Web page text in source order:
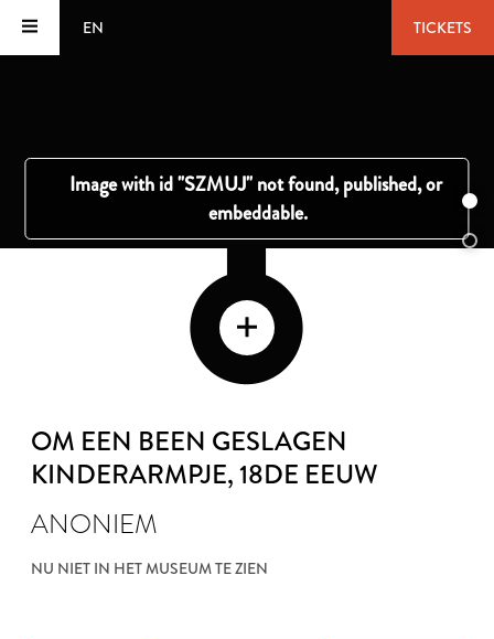
EN TICKETS
OM EEN BEEN GESLAGEN
KINDERARMPJE, 18DE EEUW
ANONIEM
NU NIET IN HET MUSEUM TE ZIEN